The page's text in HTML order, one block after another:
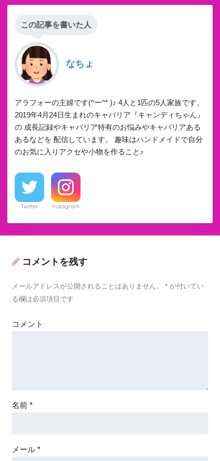
この記事を書いた人
なちょ
アラフォーの主婦です(^ー^* )♪ 4人と1匹の5人家族です。
2019年4月24日生まれのキャバリア『キャンディちゃん』
の 成長記録やキャバリア特有のお悩みやキャバリアある
あるなどを 配信しています。 趣味はハンドメイドで自分
のお気に入りアクセや小物を作ること♪
Twitter Instagram
コメントを残す
メールアドレスが公開されることはありません。 * が付いてい
る欄は必須項目です
コメント
名前 *
メール *